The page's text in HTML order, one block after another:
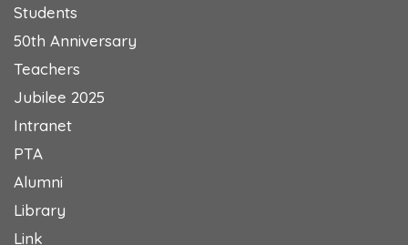
Students
50th Anniversary
Teachers
Jubilee 2025
Intranet
PTA
Alumni
Library
Link